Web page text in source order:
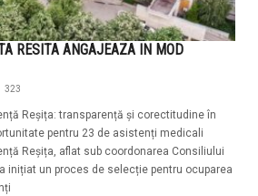
RESITA ANGAJEAZA IN MOD
323
Reșița: transparență și corectitudine în
pentru 23 de asistenți medicali
Reșița, aflat sub coordonarea Consiliului
inițiat un proces de selecție pentru ocuparea